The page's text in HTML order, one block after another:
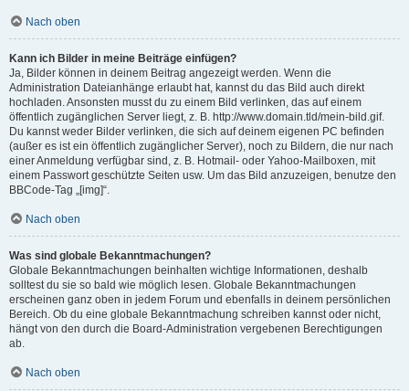
Nach oben
Kann ich Bilder in meine Beiträge einfügen?
Ja, Bilder können in deinem Beitrag angezeigt werden. Wenn die
Administration Dateianhänge erlaubt hat, kannst du das Bild auch direkt
hochladen. Ansonsten musst du zu einem Bild verlinken, das auf einem
öffentlich zugänglichen Server liegt, z. B. http://www.domain.tld/mein-bild.gif.
Du kannst weder Bilder verlinken, die sich auf deinem eigenen PC befinden
(außer es ist ein öffentlich zugänglicher Server), noch zu Bildern, die nur nach
einer Anmeldung verfügbar sind, z. B. Hotmail- oder Yahoo-Mailboxen, mit
einem Passwort geschützte Seiten usw. Um das Bild anzuzeigen, benutze den
BBCode-Tag „[img]“.
Nach oben
Was sind globale Bekanntmachungen?
Globale Bekanntmachungen beinhalten wichtige Informationen, deshalb
solltest du sie so bald wie möglich lesen. Globale Bekanntmachungen
erscheinen ganz oben in jedem Forum und ebenfalls in deinem persönlichen
Bereich. Ob du eine globale Bekanntmachung schreiben kannst oder nicht,
hängt von den durch die Board-Administration vergebenen Berechtigungen
ab.
Nach oben